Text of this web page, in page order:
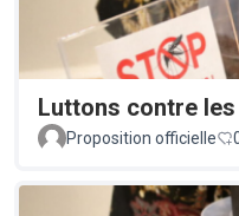
Luttons contre
Proposition officielle